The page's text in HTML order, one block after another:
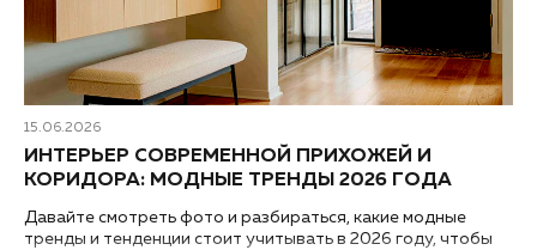
15.06.2026
ИНТЕРЬЕР СОВРЕМЕННОЙ ПРИХОЖЕЙ И
КОРИДОРА: МОДНЫЕ ТРЕНДЫ 2026 ГОДА
Давайте смотреть фото и разбираться, какие модные
тренды и тенденции стоит учитывать в 2026 году, чтобы